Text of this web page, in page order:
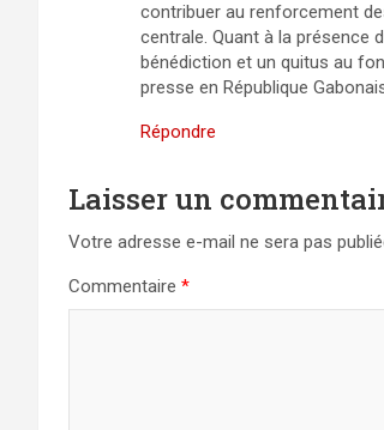
contribuer au renforcement
centrale. Quant à la présence
bénédiction et un quitus au
presse en République
Répondre
Laisser un
Votre adresse e-mail ne sera pas
Commentaire *